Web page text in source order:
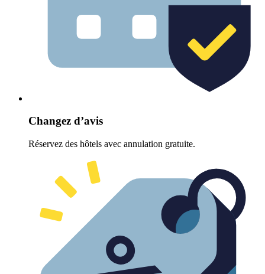
Changez d’avis
Réservez des hôtels avec annulation gratuite.